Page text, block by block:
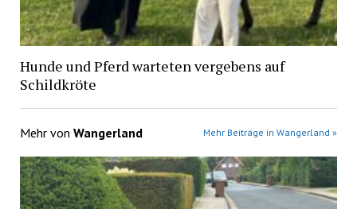
Hunde und Pferd warteten vergebens auf
Schildkröte
Mehr von Wangerland Mehr Beiträge in Wangerland »